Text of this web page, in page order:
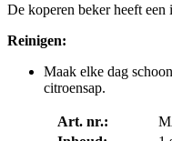
De koperen beker heeft
Reinigen:
Maak elke dag
citroensap.
Art. nr.: